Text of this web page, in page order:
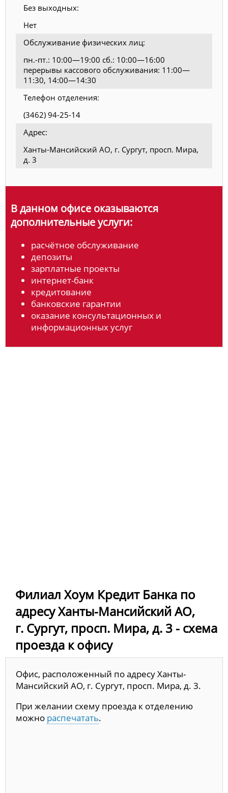
Без выходных:
Нет
Обслуживание физических лиц:
пн.-пт.: 10:00—19:00 сб.: 10:00—16:00
перерывы кассового обслуживания: 11:00—
11:30, 14:00—14:30
Телефон отделения:
(3462) 94-25-14
Адрес:
Ханты-Мансийский АО, г. Сургут, просп. Мира,
д. 3
В данном офисе оказываются
дополнительные услуги:
расчётное обслуживание
депозиты
зарплатные проекты
интернет-банк
кредитование
банковские гарантии
оказание консультационных и
информационных услуг
Филиал Хоум Кредит Банка по
адресу Ханты-Мансийский АО,
г. Сургут, просп. Мира, д. 3 - схема
проезда к офису
Офис, расположенный по адресу Ханты-
Мансийский АО, г. Сургут, просп. Мира, д. 3.
При желании схему проезда к отделению
можно распечатать.